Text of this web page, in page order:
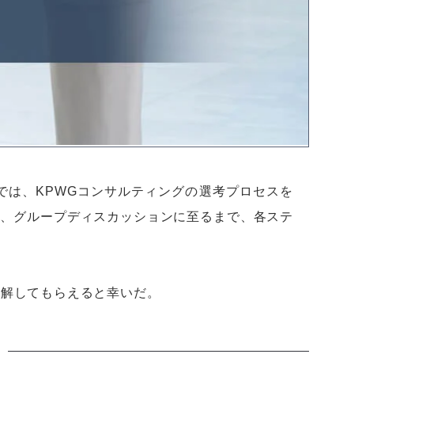
、KPWGコンサルティングの選考プロセスを
グループディスカッションに至るまで、各ステ
してもらえると幸いだ。